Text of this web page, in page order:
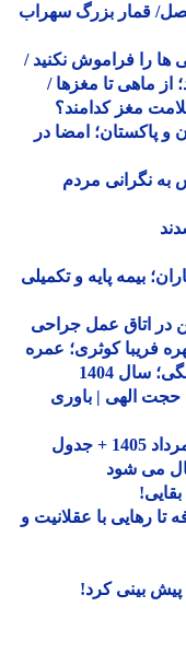
قمار بزرگ سهراب
را فراموش نکنید /
تا مغزها /
مغز کدامند؟
امضا در
نگرانی مردم
پایه و تکمیلی
کوثری؛ عمره
الهی | باوری
شود
با عقلانیت و